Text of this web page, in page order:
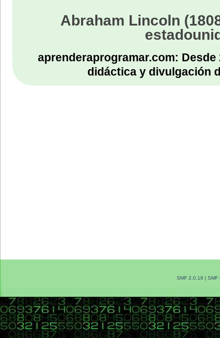
Abraham Lincoln
aprenderaprogramar.com:
didáctica y divulgación
SMF 2.0.19 SMF